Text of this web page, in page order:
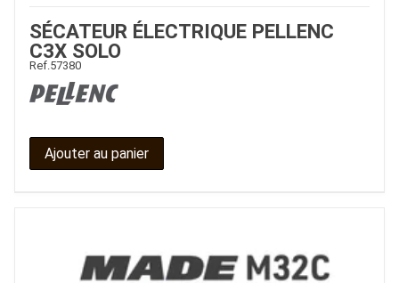
SÉCATEUR ÉLECTRIQUE PELLENC
C3X SOLO
Ref. 57380
Ajouter au panier